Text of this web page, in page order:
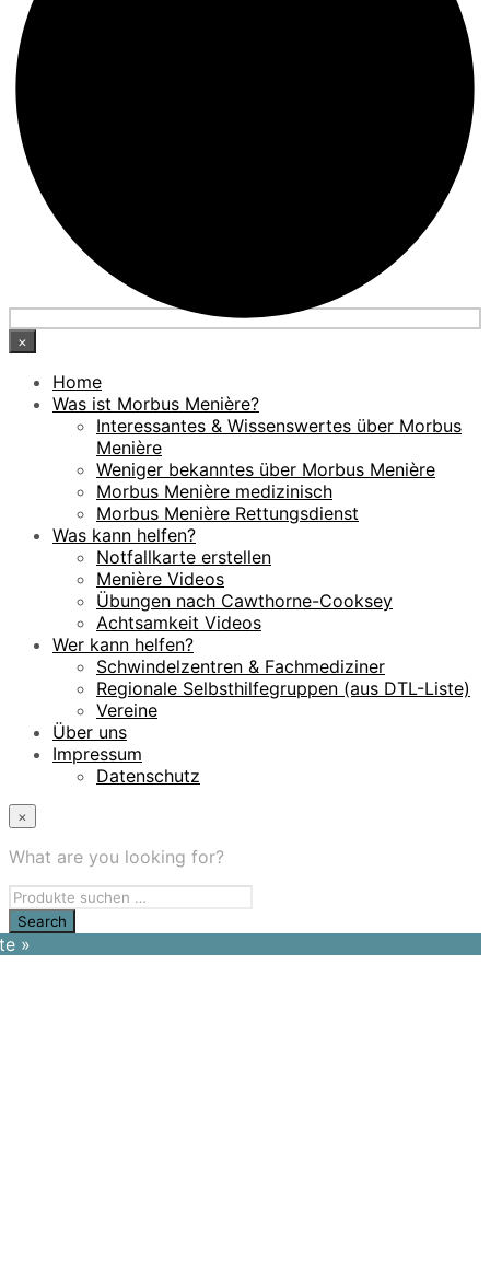
×
Home
Was ist Morbus Menière?
Interessantes & Wissenswertes über Morbus
Menière
Weniger bekanntes über Morbus Menière
Morbus Menière medizinisch
Morbus Menière Rettungsdienst
Was kann helfen?
Notfallkarte erstellen
Menière Videos
Übungen nach Cawthorne-Cooksey
Achtsamkeit Videos
Wer kann helfen?
Schwindelzentren & Fachmediziner
Regionale Selbsthilfegruppen (aus DTL-Liste)
Vereine
Über uns
Impressum
Datenschutz
×
What are you looking for?
»